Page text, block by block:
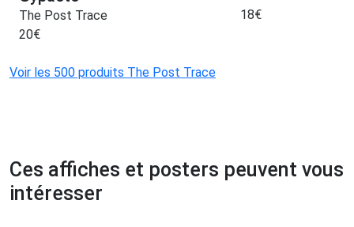
The Post Trace
20€
18€
Voir les 500 produits The Post Trace
Ces affiches et posters peuvent vous
intéresser